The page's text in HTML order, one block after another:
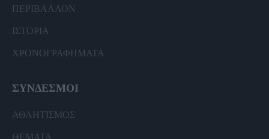
ΠΕΡΙΒΑΛΛΟΝ
ΙΣΤΟΡΙΑ
ΧΡΟΝΟΓΡΑΦΗΜΑΤΑ
ΣΥΝΔΕΣΜΟΙ
ΑΘΛΗΤΙΣΜΟΣ